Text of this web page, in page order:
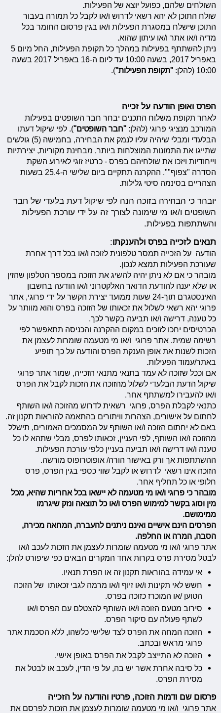
השולחים שלהם, כפועל יוצא של הפעילות.
שולח התוכן לא יהא רשאי לדרוש ו/או לקבל כל תמורה בעבור
התוכן שישלח במסגרת הפעילות ו/או בגין פרסום החומר בכל
מדיה ו/או אתר ו/או עיתון שהוא.
ניתן להשתתף בפעילות במהלך כל תקופת הפעילות, החל מיום 5
באפריל 2017, בשעה 10:00 עד ליום ה-16 באפריל 2017 בשעה
10:00 (להלן:
"תקופת הפעילות").
הפרס ואופן הודעה על זכייה
לאחר תקופת משלוח התכנים יבחר חבר השופטים בפעילות
המורכב מנציגי פרוגי (להלן:"חבר השופטים"). לפי שיקול דעתו
הבלעדי ומבלי שיהיה עליו לנמק את הבחירה, בחמישה (5) גולשים
שתייגו את התמונות המוצלחות ביותר, מבחינת מקוריות, יצירתיות
וייחודיות ויזכו את שולחיהם בפרס - כרטיז זוגי לאירוע השקת
הסדרה "צפוף"". ההקרנה תתקיים ביום שלישי ה-25.4 בשעות
הצהריים בסינמה סיטי גלילות.
יובהר כי הבחירה בזוכה הנה לפי שיקול דעת בלעדי של חבר
השופטים ו/או מי שימונה לצורך זה על ידי עורכת הפעילות
והשתתפות בפעילות.
תנאים לזכייה בפרס ולהענקתו:
הודעה על הזכייה תמסר טלפונית לזוכה ו/או בכל דרך אחרת
שעורכת הפעילות תמצא לנכון.
מובהר כי אם לא ניתן יהיה להשיג את הזוכה במספר הטלפון שהזין
או שלא יענה להודעת הדואר האלקטרוני ו/או הודעה בחשבון
האינסטגרם תוך-24 שעות ממועד יצירת הקשר על ידי פרוגי, אתר
פרוגי יהא רשאי לשלול את זכאותו של הזוכה בפרס והוא מוותר על
כל טענה, דרישה ו/או תביעה בקשר לכך.
הכרטיסים יחכו לזוכים במקום ההקרנה והכניסה תתאפשר לפי
רשימה שמית. אתר פרוגי ו/או מי מטעמה שומרות לעצמן את
הזכות לשנות את אופן הענקת הפרס והודעה על כך תופיע
באתר/עמוד הפעילות.
אם וככל שזוכה לא עמד בתנאי מתנאי הזכייה, שמור אתר פרוגי
שיקול הדעת הבלעדי לשלול מהזוכה את הזכות לקבל את הפרס
ו/או להעבירו למשתתף אחר.
כתנאי לקבלת הפרס, פרוגי רשאית לדרוש מהזוכה ו/או השותף
לחתום על אישורים, הצהרות וויתורים בהתאמה להוראות תקנון זה.
באם לא יחתום הזוכה ו/או השותף על המסמכים האמורים, תישלל
מהזוכה ו/או השותף, לפי העניין, זכאותו לפרס, מבלי שתהא לו כל
טענה ו/או דרישה ו/או תביעה בעניין כלפי עורכת הפעילות.
ההשתתפות אך ורק באישור הורה/ אופוטרופוס מורשה.
הזוכה אינו רשאי לדרוש או לקבל שווי כספי בגין הפרס, פרס
חלופי או כל תחליף אחר.
מובהר כי פרוגי ו/או מי מטעמה לא יישאו בכל אחריות שהיא, מכל
מין וסוג בקשר למימוש הפרס ו/או כל תוצאה ונזק שיגרמו
ממימושם.
הפרסים הינם אישיים ואינם ניתנים להעברה, המחאה מכירה,
הסבה, המרה או החלפה.
אתר פרוגי ו/או מי מטעמה שומרות לעצמן את הזכות לעכב ו/או
לבטל מסירת פרס בקרות אחד המקרים הבאים כפי שיפורט להלן:
אי עמידה בהוראות תקנון זה או הפרת תנאיו.
חשש לאי תקינות ו/או זיוף ו/או מרמה לגבי זכאותו של הזוכה
הטוען /או המוכרז כזוכה בפרס.
סירוב מטעם הזוכה ו/או השותף להצטלם עם הפרס ו/או
לשתף פעולה עם סיקור הפרס.
הזוכה המחה את הפרס לצד שלישי כלשהו, ללא הסכמת אתר
פרוגי מראש ובכתב.
הזוכה לא התייצב לקבל את הפרס באופן אישי.
כל סיבה אחרת אשר יש בה, על פי הדין, לעכב או לבטל את
מסירת הפרס.
פרסום שם ודמות הזוכה, פרטיו והודעה על הזכייה
אתר פרוגי ו/או מי מטעמה שומרות לעצמן את הזכות לפרסם את